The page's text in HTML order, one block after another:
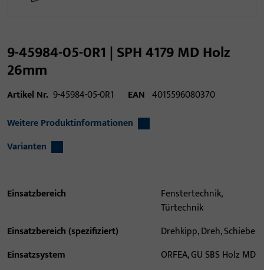
9-45984-05-0R1 | SPH 4179 MD Holz
26mm
Artikel Nr. 9-45984-05-0R1 EAN 4015596080370
Weitere Produktinformationen
Varianten
Einsatzbereich
Fenstertechnik,
Türtechnik
Einsatzbereich (spezifiziert)
Drehkipp, Dreh, Schiebe
Einsatzsystem
ORFEA, GU SBS Holz MD